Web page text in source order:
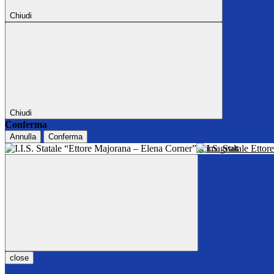
Chiudi
Chiudi
Conferma
Annulla Conferma
I.I.S. Statale
close